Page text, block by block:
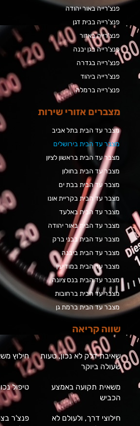
פנצ'רייה באור יהודה
פנצ'רייה בבית דגן
פנצ'רייה באזור
פנצ'רייה בגן יבנה
פנצ'רייה בגדרה
פנצ'רייה ביהוד
פנצ'רייה ברמלה
מצברים אזורי שירות
מצבר עד הבית בתל אביב
מצבר עד הבית בירושלים
מצבר עד הבית בראשון לציון
מצבר עד הבית בחולון
מצבר עד הבית בבת ים
מצבר עד הבית בקריית אונו
מצבר עד הבית באלעד
מצבר עד הבית באור יהודה
מצבר עד הבית בבני ברק
מצבר עד הבית ביבנה
מצבר עד הבית במודיעין
מצבר עד הבית בנס ציונה
מצבר עד הבית ברחובות
מצבר עד הבית ברמת גן
שווה קריאה
שאיבת דלק לא נכון, טעות
שעולה ביוקר
חילוץ
משאית תקועה באמצע
הכביש
טיפול
חילוצי דרך, ולעולם לא
פנצ'ר